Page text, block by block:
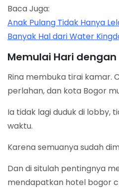
Baca Juga:
Anak Pulang Tidak Hanya
Banyak Hal dari Water
Memulai Hari
Rina membuka tirai kamar.
perlahan, dan kota Bogor
Ia tidak lagi duduk di lobby,
waktu.
Karena semuanya sudah
Dan di situlah pentingnya
mendapatkan hotel bogor